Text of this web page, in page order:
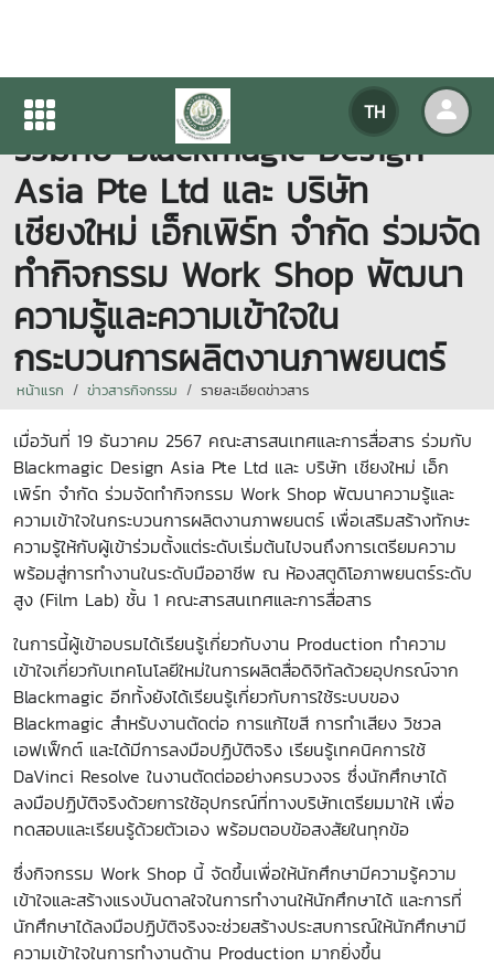
TH
คณะสารสนเทศและการสื่อสาร
ร่วมกับ Blackmagic Design
Asia Pte Ltd และ บริษัท
เชียงใหม่ เอ็กเพิร์ท จำกัด ร่วมจัด
ทำกิจกรรม Work Shop พัฒนา
ความรู้และความเข้าใจใน
กระบวนการผลิตงานภาพยนตร์
หน้าแรก ข่าวสารกิจกรรม รายละเอียดข่าวสาร
เมื่อวันที่ 19 ธันวาคม 2567 คณะสารสนเทศและการสื่อสาร ร่วมกับ
Blackmagic Design Asia Pte Ltd และ บริษัท เชียงใหม่ เอ็ก
เพิร์ท จำกัด ร่วมจัดทำกิจกรรม Work Shop พัฒนาความรู้และ
ความเข้าใจในกระบวนการผลิตงานภาพยนตร์ เพื่อเสริมสร้างทักษะ
ความรู้ให้กับผู้เข้าร่วมตั้งแต่ระดับเริ่มต้นไปจนถึงการเตรียมความ
พร้อมสู่การทำงานในระดับมืออาชีพ ณ ห้องสตูดิโอภาพยนตร์ระดับ
สูง (Film Lab) ชั้น 1 คณะสารสนเทศและการสื่อสาร
ในการนี้ผู้เข้าอบรมได้เรียนรู้เกี่ยวกับงาน Production ทำความ
เข้าใจเกี่ยวกับเทคโนโลยีใหม่ในการผลิตสื่อดิจิทัลด้วยอุปกรณ์จาก
Blackmagic อีกทั้งยังได้เรียนรู้เกี่ยวกับการใช้ระบบของ
Blackmagic สำหรับงานตัดต่อ การแก้ไขสี การทำเสียง วิชวล
เอฟเฟ็กต์ และได้มีการลงมือปฏิบัติจริง เรียนรู้เทคนิคการใช้
DaVinci Resolve ในงานตัดต่ออย่างครบวงจร ซึ่งนักศึกษาได้
ลงมือปฏิบัติจริงด้วยการใช้อุปกรณ์ที่ทางบริษัทเตรียมมาให้ เพื่อ
ทดสอบและเรียนรู้ด้วยตัวเอง พร้อมตอบข้อสงสัยในทุกข้อ
ซึ่งกิจกรรม Work Shop นี้ จัดขึ้นเพื่อให้นักศึกษามีความรู้ความ
เข้าใจและสร้างแรงบันดาลใจในการทำงานให้นักศึกษาได้ และการที่
นักศึกษาได้ลงมือปฏิบัติจริงจะช่วยสร้างประสบการณ์ให้นักศึกษามี
ความเข้าใจในการทำงานด้าน Production มากยิ่งขึ้น